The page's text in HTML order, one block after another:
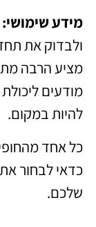
מידע שימושי:
ולבדוק את
מציע הרבה
מודעים
להיות במקום.
כל אחד
כדאי לבחור
שלכם.